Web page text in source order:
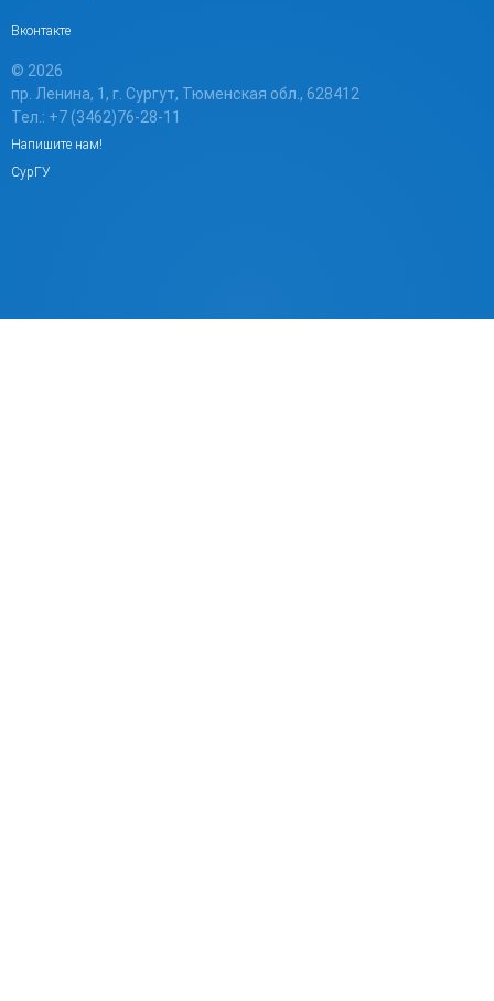
Вконтакте
© 2026
пр. Ленина, 1, г. Сургут, Тюменская обл., 628412
Тел.: +7 (3462)76-28-11
Напишите нам!
СурГУ